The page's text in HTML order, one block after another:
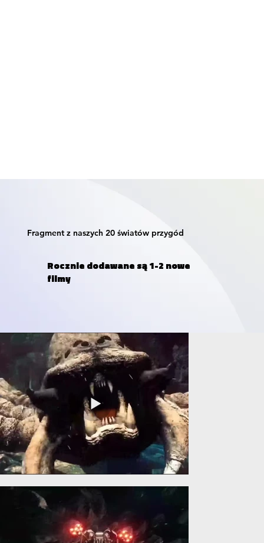
Fragment z naszych 20 światów przygód
Rocznie dodawane są 1-2 nowe
filmy